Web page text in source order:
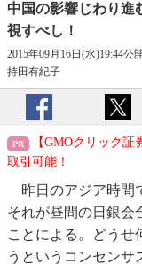
中国の影響じわり進
視すべし！
2015年09月16日(水)19:44公開
持田有紀子
【GMOクリック
取引可能！
昨日のアジア時間
それが昼間の日銀会
ことによる。どうせ
うというコンセンサ